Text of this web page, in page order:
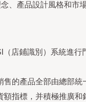
、產品設計風格和市
店鋪識別）系統進
的產品全部由總部
指標，并積極推廣和